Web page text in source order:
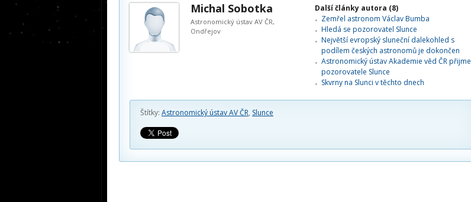
Michal Sobotka
Astronomický ústav AV ČR,
Ondřejov
Další články autora (8)
Zemřel astronom Václav Bumba
Hledá se pozorovatel Slunce
Největší evropský sluneční dalekohled s
podílem českých astronomů je dokončen
Astronomický ústav Akademie věd ČR přijme
pozorovatele Slunce
Skvrny na Slunci v těchto dnech
Štítky: Astronomický ústav AV ČR, Slunce